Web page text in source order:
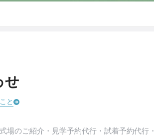
せ
と
式場のご紹介・見学予約代行・試着予約代行